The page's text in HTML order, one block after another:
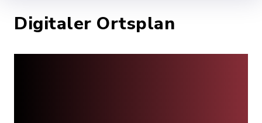
Digitaler Ortsplan